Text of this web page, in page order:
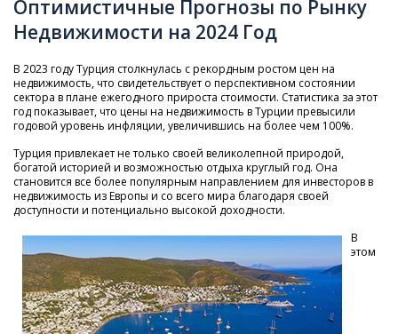
Оптимистичные Прогнозы по Рынку
Недвижимости на 2024 Год
В 2023 году Турция столкнулась с рекордным ростом цен на
недвижимость, что свидетельствует о перспективном состоянии
сектора в плане ежегодного прироста стоимости. Статистика за этот
год показывает, что цены на недвижимость в Турции превысили
годовой уровень инфляции, увеличившись на более чем 100%.
Турция привлекает не только своей великолепной природой,
богатой историей и возможностью отдыха круглый год. Она
становится все более популярным направлением для инвесторов в
недвижимость из Европы и со всего мира благодаря своей
доступности и потенциально высокой доходности.
В
этом